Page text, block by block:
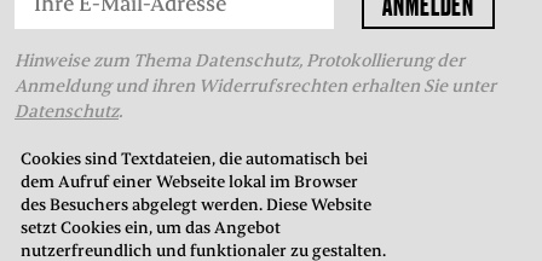
Cookies sind Textdateien, die automatisch bei
dem Aufruf einer Webseite lokal im Browser
des Besuchers abgelegt werden. Diese Website
setzt Cookies ein, um das Angebot
nutzerfreundlich und funktionaler zu gestalten.
Hinweise zum Thema Datenschutz, Protokollierung der
Anmeldung und ihren Widerrufsrechten erhalten Sie unter
Datenschutz.
THEATERKASSE
in der Oberstadt